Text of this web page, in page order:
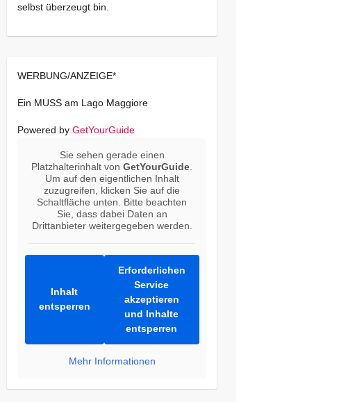
selbst überzeugt bin.
WERBUNG/ANZEIGE*
Ein MUSS am Lago Maggiore
Powered by GetYourGuide
Sie sehen gerade einen
Platzhalterinhalt vonGetYourGuide
Um auf den eigentlichen Inhalt
zuzugreifen, klicken Sie auf die
Schaltfläche unten. Bitte beachten
Sie, dass dabei Daten an
Drittanbieter weitergegeben werden.
Inhalt
entsperren
Erforderlichen
Service
akzeptieren
und Inhalte
entsperren
Mehr Informationen